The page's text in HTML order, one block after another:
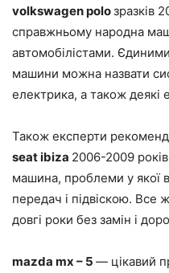
volkswagen poloзразків
справжньому народна
автомобілістами.
машини можна назвати
електрика, а також деякі
Також експерти
seat ibiza 2006-2009
машина, проблеми у якої
передач і підвіскою. Все
довгі роки без замін і
mazda mx – 5 — цікавий